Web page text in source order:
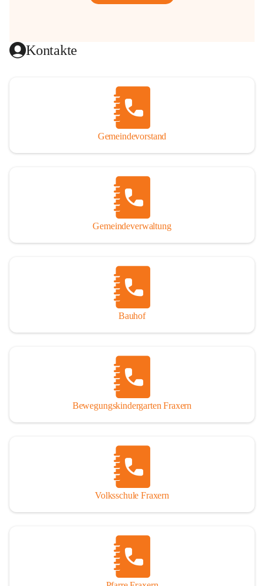
Kontakte
Gemeindevorstand
Gemeindeverwaltung
Bauhof
Bewegungskindergarten Fraxern
Volksschule Fraxern